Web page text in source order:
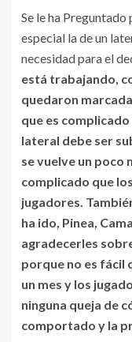
Se le ha Preguntado
especial la de un
necesidad para el
está trabajando,
quedaron
que es
lateral debe ser
se vuelve un poco
complicado que
jugadores.
ha ido, Pinea,
agradecerles
porque no es fácil
un mes y los
ninguna queja de
comportado y la